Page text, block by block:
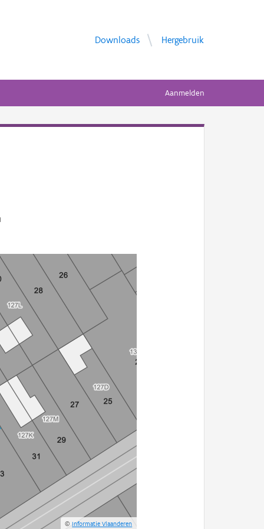
Downloads Hergebruik
Aanmelden
©Informatie Vlaanderen